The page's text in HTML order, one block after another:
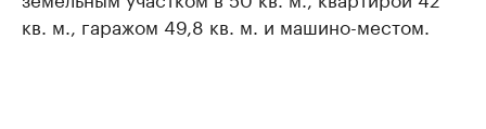
кв. м., гаражом 49,8 кв. м. и машино-местом.